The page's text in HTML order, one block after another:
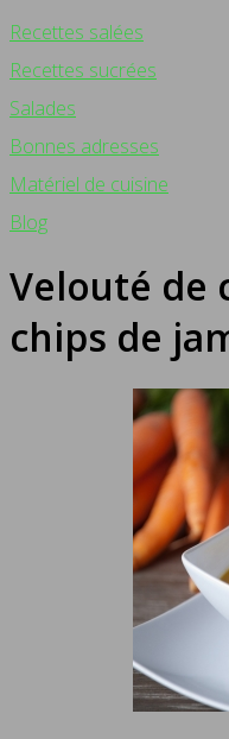
Recettes salées
Recettes sucrées
Salades
Bonnes adresses
Matériel de cuisine
Blog
Velouté de
chips de